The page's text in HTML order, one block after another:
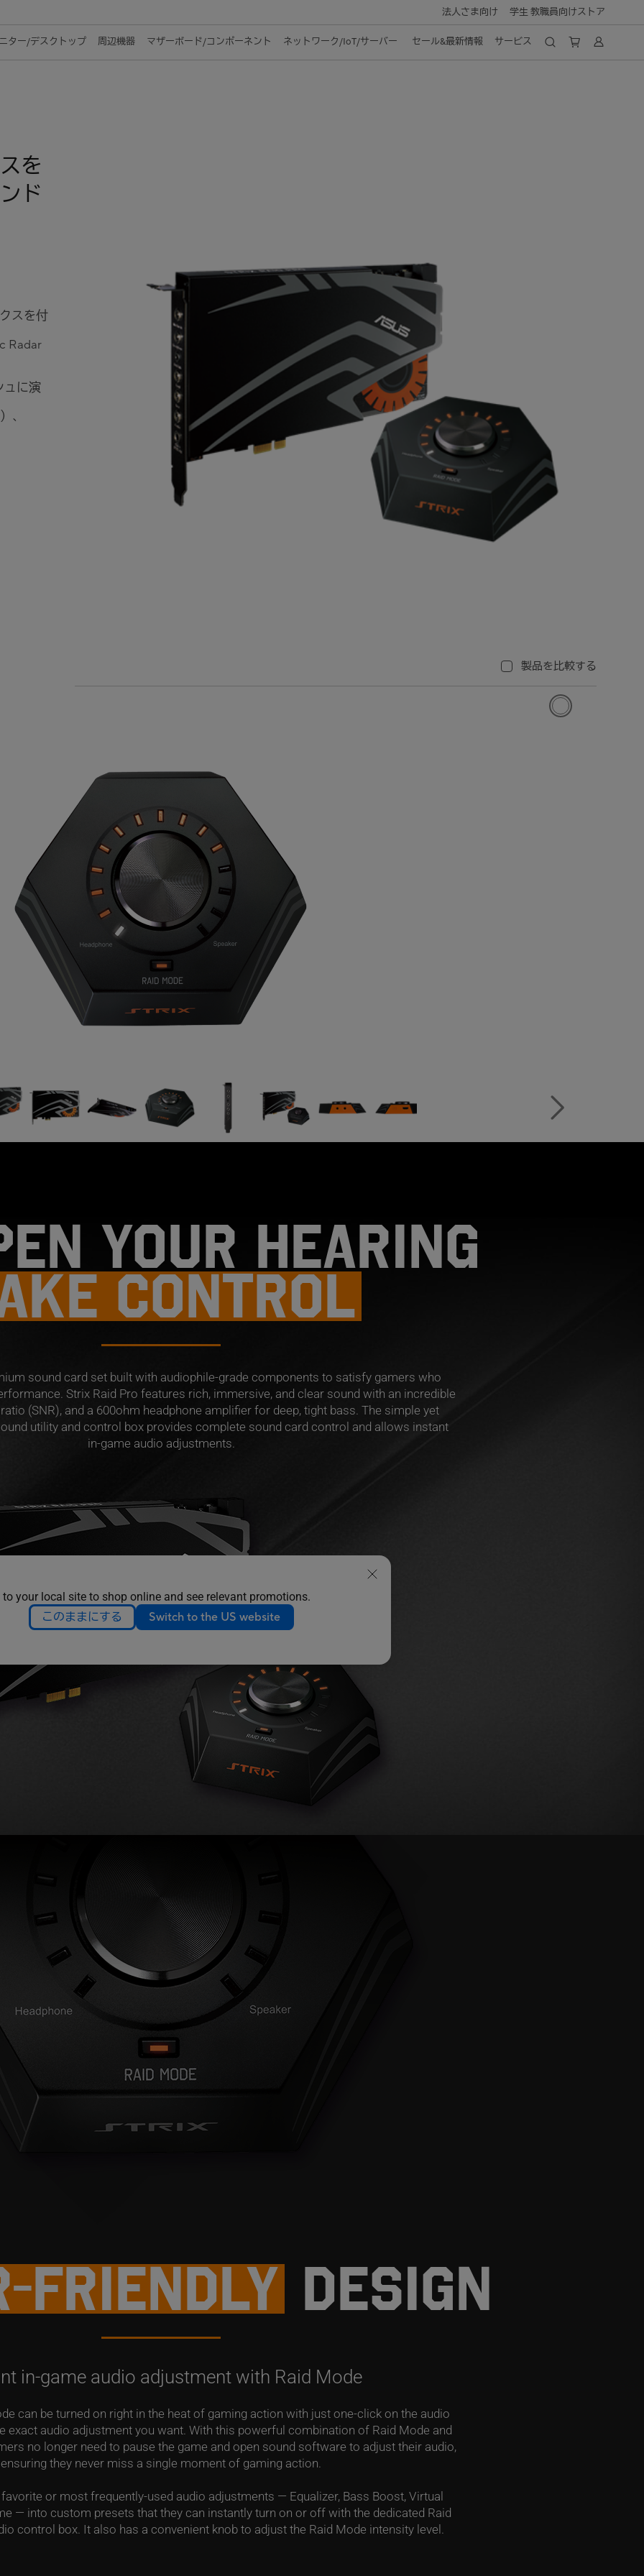
your local site to shop online and see relevant promotions.
このままにする Switch to the US website
法人さま向け 学生 教職員向けストア
ター/デスクトップ 周辺機器 マザーボード/コンポーネント ネットワーク/IoT/サーバー セール&最新情報 サービス
を
ド
スを付
Radar
ュに演
、
製品を比較する
YOUR HEARING
CONTROL
sound card set built with audiophile-grade components to satisfy gamers who
Strix Raid Pro features rich, immersive, and clear sound with an incredible
(SNR), and a 600ohm headphone amplifier for deep, tight bass. The simple yet
utility and control box provides complete sound card control and allows instant
in-game audio adjustments.
FRIENDLY DESIGN
in-game audio adjustment with Raid Mode
can be turned on right in the heat of gaming action with just one-click on the audio
exact audio adjustment you want. With this powerful combination of Raid Mode and
no longer need to pause the game and open sound software to adjust their audio,
ensuring they never miss a single moment of gaming action.
or most frequently-used audio adjustments — Equalizer, Bass Boost, Virtual
— into custom presets that they can instantly turn on or off with the dedicated Raid
control box. It also has a convenient knob to adjust the Raid Mode intensity level.